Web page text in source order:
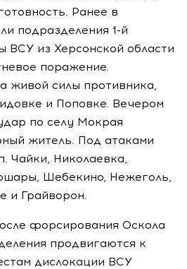
Ранее в
подразделения 1-й
ВСУ из Херсонской области
поражение.
живой силы противника,
и Поповке. Вечером
по селу Мокрая
житель. Под атаками
Чайки, Николаевка,
Шебекино, Нежеголь,
и Грайворон.
форсирования Оскола
продвигаются к
дислокации ВСУ